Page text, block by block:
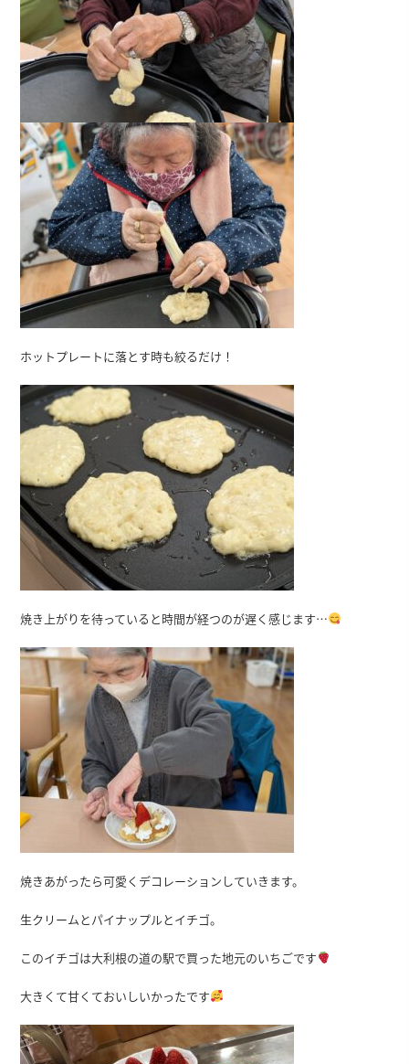
ホットプレートに落とす時も絞るだけ！
焼き上がりを待っていると時間が経つのが遅く感じます…
焼きあがったら可愛くデコレーションしていきます。
生クリームとパイナップルとイチゴ。
このイチゴは大利根の道の駅で買った地元のいちごです
大きくて甘くておいしいかったです